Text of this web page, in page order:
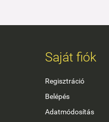
Saját fiók
Regisztráció
Belépés
Adatmódosítás